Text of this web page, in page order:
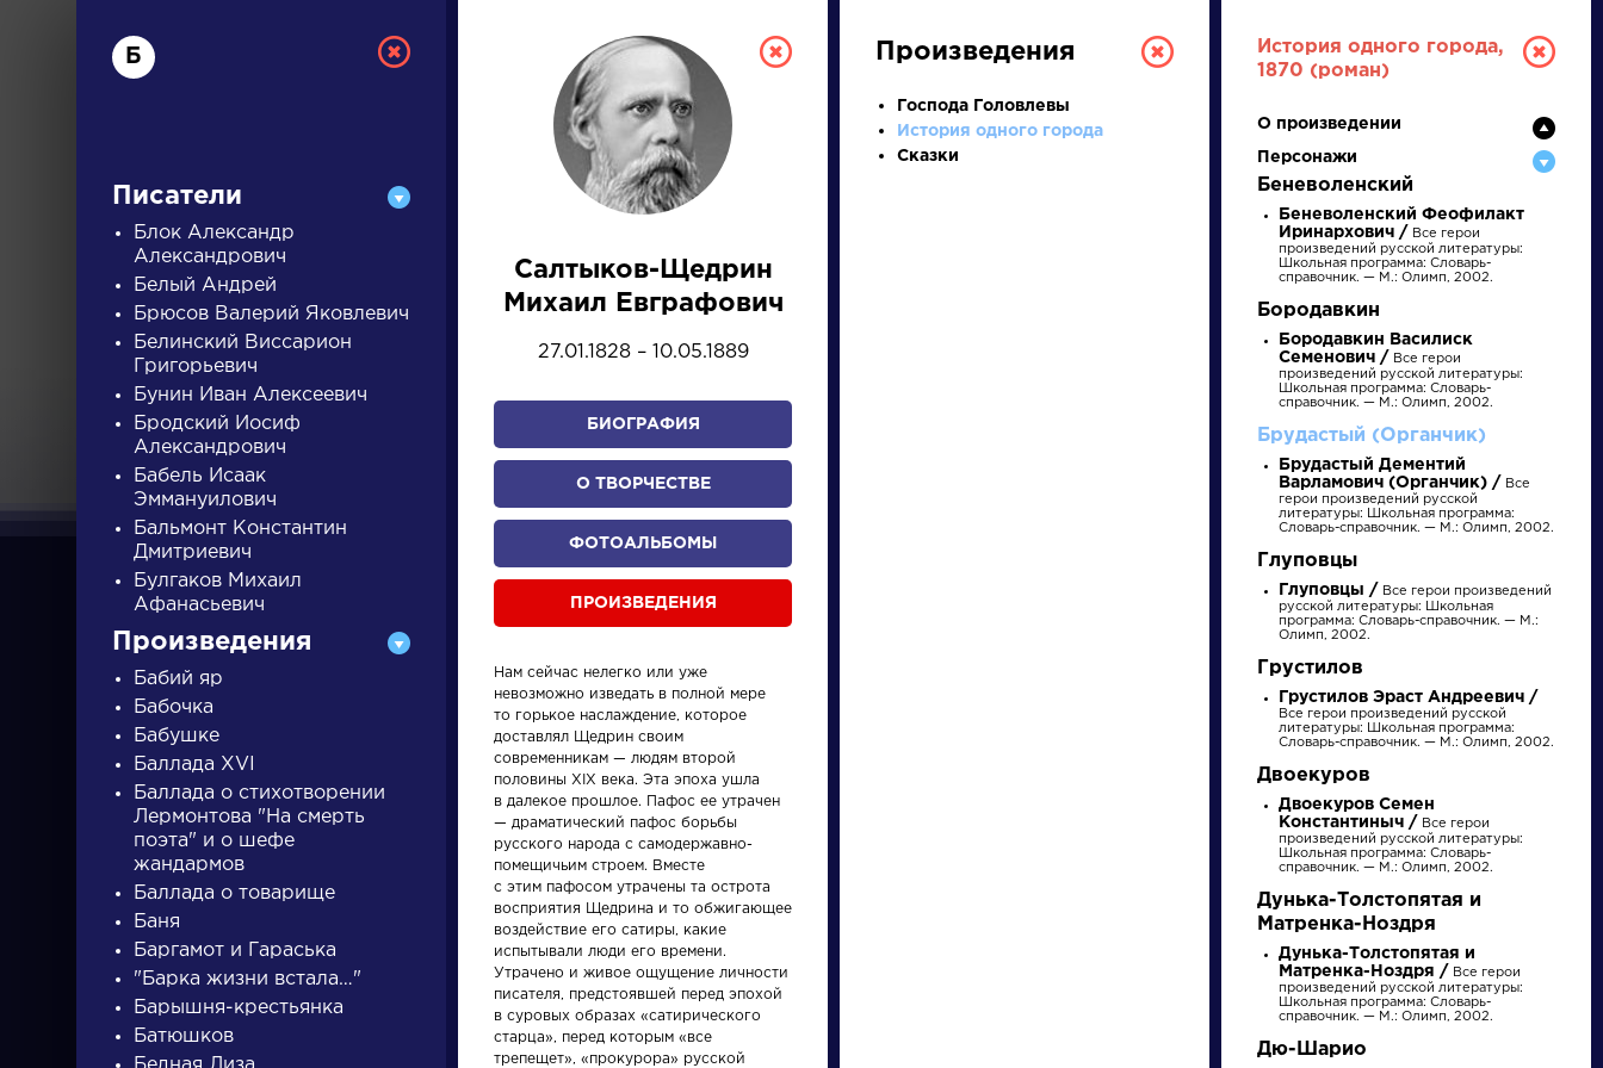
РУССКАЯ ЛИТЕРАТУРА
А Б З Э Ю Я ...
писатели произведения
Персонажи
Алоизий
Могарыч
Произведения
На птичку
Произведения
Вечернее
размышление
Писатели
Булгаков
Михаил
Б
Писатели
Блок Александр
Александрович
Белый Андрей
Брюсов Валерий Яковлевич
Белинский Виссарион
Григорьевич
Бунин Иван Алексеевич
Бродский Иосиф
Александрович
Бабель Исаак
Эммануилович
Бальмонт Константин
Дмитриевич
Булгаков Михаил
Афанасьевич
Произведения
Бабий яр
Бабочка
Бабушке
Баллада XVI
Баллада о стихотворении
Лермонтова "На смерть
поэта" и о шефе
жандармов
Баллада о товарище
Баня
Баргамот и Гараська
"Барка жизни встала…"
Барышня-крестьянка
Батюшков
Салтыков-Щедрин
Михаил Евграфович
27.01.1828 – 10.05.1889
БИОГРАФИЯ
О ТВОРЧЕСТВЕ
ФОТОАЛЬБОМЫ
ПРОИЗВЕДЕНИЯ
Нам сейчас нелегко или уже
невозможно изведать в полной мере
то горькое наслаждение, которое
доставлял Щедрин своим
современникам — людям второй
половины XIX века. Эта эпоха ушла
в далекое прошлое. Пафос ее утрачен
— драматический пафос борьбы
русского народа с самодержавно-
помещичьим строем. Вместе
с этим пафосом утрачены та острота
восприятия Щедрина и то обжигающее
воздействие его сатиры, какие
испытывали люди его времени.
Утрачено и живое ощущение личности
писателя, предстоявшей перед эпохой
в суровых образах «сатирического
старца», перед которым «все
трепещет», «прокурора» русской
Произведения
Господа Головлевы
История одного города
Сказки
История одного города,
1870 (роман)
О произведении
Персонажи
Беневоленский
Беневоленский Феофилакт
Иринархович / Все герои
произведений русской литературы:
Школьная программа: Словарь-
справочник. — М.: Олимп, 2002.
Бородавкин
Бородавкин Василиск
Семенович / Все герои
произведений русской литературы:
Школьная программа: Словарь-
справочник. — М.: Олимп, 2002.
Брудастый (Органчик)
Брудастый Дементий
Варламович (Органчик) / Все
герои произведений русской
литературы: Школьная программа:
Словарь-справочник. — М.: Олимп, 2002.
Глуповцы
Глуповцы / Все герои произведений
русской литературы: Школьная
программа: Словарь-справочник. — М.:
Олимп, 2002.
Грустилов
Грустилов Эраст Андреевич /
Все герои произведений русской
литературы: Школьная программа:
Словарь-справочник. — М.: Олимп, 2002.
Двоекуров
Двоекуров Семен
Константиныч / Все герои
произведений русской литературы:
Школьная программа: Словарь-
справочник. — М.: Олимп, 2002.
Дунька-Толстопятая и
Матренка-Ноздря
Дунька-Толстопятая и
Матренка-Ноздря / Все герои
произведений русской литературы:
Школьная программа: Словарь-
справочник. — М.: Олимп, 2002.
Дю-Шарио